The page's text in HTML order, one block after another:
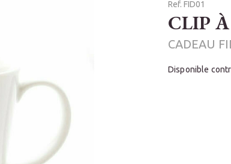
Ref. FID01
CLIP
CADEAU
Disponible